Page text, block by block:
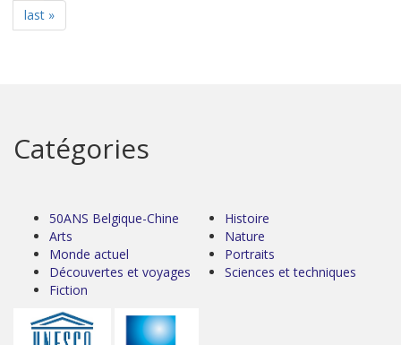
last »
Catégories
50ANS Belgique-Chine
Arts
Monde actuel
Découvertes et voyages
Fiction
Histoire
Nature
Portraits
Sciences et techniques